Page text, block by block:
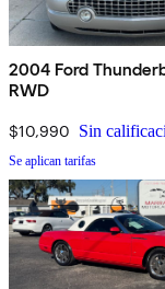
2004 Ford
RWD
$10,990 Sin
Se aplican tarifas